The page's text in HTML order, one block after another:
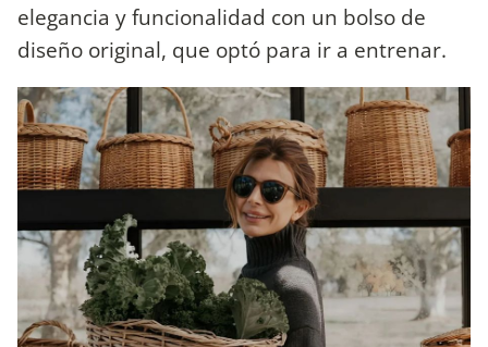
elegancia y funcionalidad con un bolso de
diseño original, que optó para ir a entrenar.